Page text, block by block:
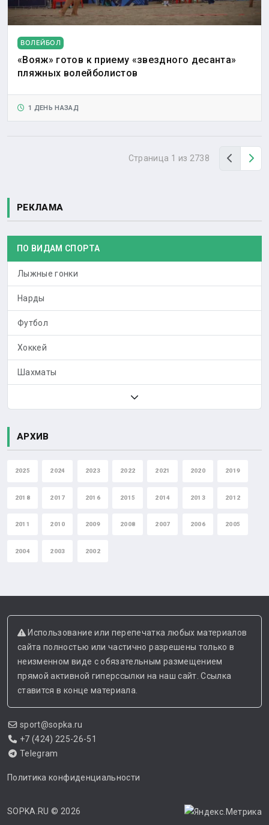
ВОЛЕЙБОЛ
«Вояж» готов к приему «звездного десанта»
пляжных волейболистов
1 ДЕНЬ НАЗАД
Страница 1 из 2738 Назад
РЕКЛАМА
ПО ВИДАМ СПОРТА
Лыжные гонки
Нарды
Футбол
Хоккей
Шахматы
АРХИВ
2025 2024 2023 2022 2021 2020 2019
2018 2017 2016 2015 2014 2013 2012
2011 2010 2009 2008 2007 2006 2005
2004 2003 2002
Использование или перепечатка любых материалов
сайта полностью или частично разрешены только в
неизменном виде с обязательным размещением
прямой активной гиперссылки на наш сайт. Ссылка
ставится в конце материала.
sport@sopka.ru
+7 (424) 225-26-51
Telegram
Политика конфиденциальности
SOPKA.RU © 2026